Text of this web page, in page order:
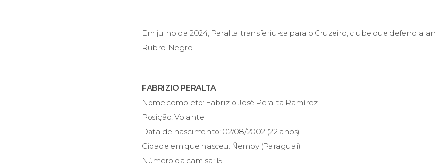
Em julho de 2024, Peralta transferiu-se para o Cruzeiro, clube que defendia
Rubro-Negro.
FABRIZIO PERALTA
Nome completo: Fabrizio José Peralta Ramírez
Posição: Volante
Data de nascimento: 02/08/2002 (22 anos)
Cidade em que nasceu: Ñemby (Paraguai)
Número da camisa: 15